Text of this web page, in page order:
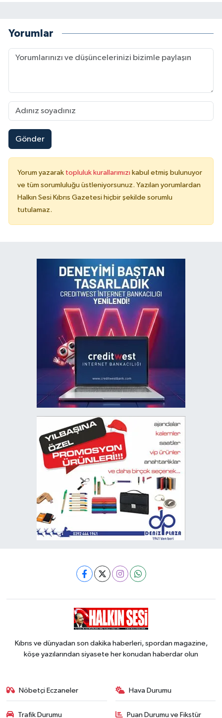
Yorumlar
Gönder
Yorum yazarak topluluk kurallarımızı kabul etmiş bulunuyor
ve tüm sorumluluğu üstleniyorsunuz. Yazılan yorumlardan
Halkın Sesi Kıbrıs Gazetesi hiçbir şekilde sorumlu
tutulamaz.
Kıbrıs ve dünyadan son dakika haberleri, spordan magazine,
köşe yazılarından siyasete her konudan haberdar olun
Nöbetçi Eczaneler Hava Durumu
Trafik Durumu Puan Durumu ve Fikstür